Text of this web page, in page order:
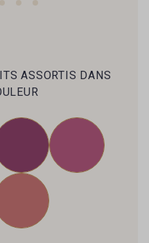
ASSORTIS DANS